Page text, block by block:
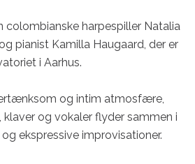
colombianske harpespiller Natalia
pianist Kamilla Haugaard, der er
i Aarhus.
og intim atmosfære,
klaver og vokaler flyder sammen i
ekspressive improvisationer.